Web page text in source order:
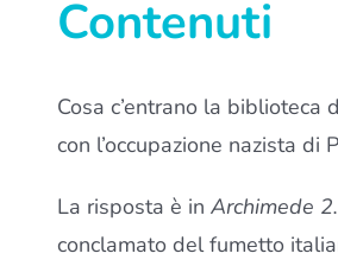
Contenuti
Cosa c’entrano la biblioteca
con l’occupazione nazista
La risposta è in Archimede
conclamato del fumetto